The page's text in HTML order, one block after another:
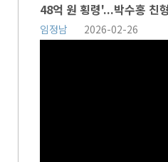
48억 원 횡령'...박수홍 친
임정남 2026-02-26